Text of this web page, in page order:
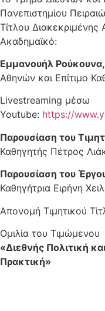
Πανεπιστημίου
Τίτλου
Ακαδημαϊκό:
Εμμανουήλ Ρούκουνα,
Αθηνών και Επίτιμο
Livestreaming μέσω
Youtube: https://
Παρουσίαση του
Καθηγητής Πέτρος
Παρουσίαση του
Καθηγήτρια Ειρήνη
Απονομή Τιμητικού
Ομιλία του Τιμώμενου
«Διεθνής Πολιτική
Πρακτική»